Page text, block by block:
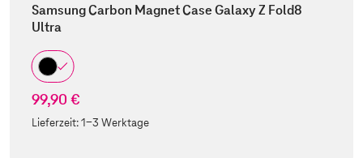
Samsung Carbon Magnet Case Galaxy Z Fold8
Ultra
99,90 €
Lieferzeit:1-3 Werktage